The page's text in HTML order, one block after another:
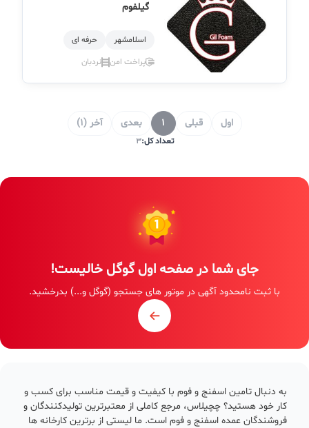
گیلفوم
اسلامشهر
حرفه ای
پراخت امن
نردبان
اول قبلی 1 بعدی آخر (1)
تعداد کل:3
جای شما در صفحه اول گوگل خالیست!
با ثبت نامحدود آگهی در موتور های جستجو (گوگل و...) بدرخشید.
به دنبال تامین اسفنج و فوم با کیفیت و قیمت مناسب برای کسب و
کار خود هستید؟ چچیلاس، مرجع کاملی از معتبرترین تولیدکنندگان و
فروشندگان عمده اسفنج و فوم است. ما لیستی از برترین کارخانه ها